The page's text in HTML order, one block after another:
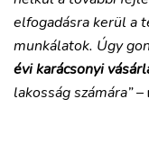
elfogadásra kerül a
munkálatok. Úgy
évi karácsonyi
lakosság számára”–